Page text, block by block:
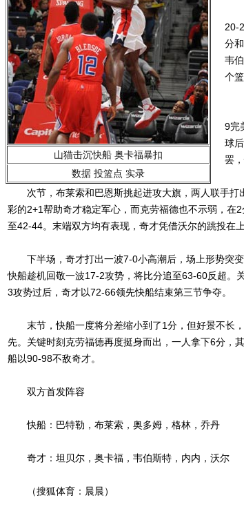
山猫击沉快船 奥卡福暴扣
数据 投篮点 实录
四
20-
分
韦
个
在
9完
球
罢
次节，布莱索和巴恩斯挑起进攻大旗，两人联手打
彩的2+1帮助奇才稳定军心，而克劳福德也不示弱，在
至42-44。末端双方均有表现，奇才凭借沃尔的跳投在
下半场，奇才打出一波7-0小高潮后，场上形势突变
快船趁机回敬一波17-2攻势，将比分追至63-60反超。
3攻势过后，奇才以72-66领先快船结束第三节争夺。
末节，快船一度将分差缩小到了1分，但好景不长
先。关键时刻克劳福德再度挺身而出，一人拿下6分，
船以90-98不敌奇才。
双方首发阵容
快船：巴特勒，布莱索，奥多姆，格林，乔丹
奇才：坦贝尔，奥卡福，韦伯斯特，内内，沃尔
（搜狐体育：晨晨）